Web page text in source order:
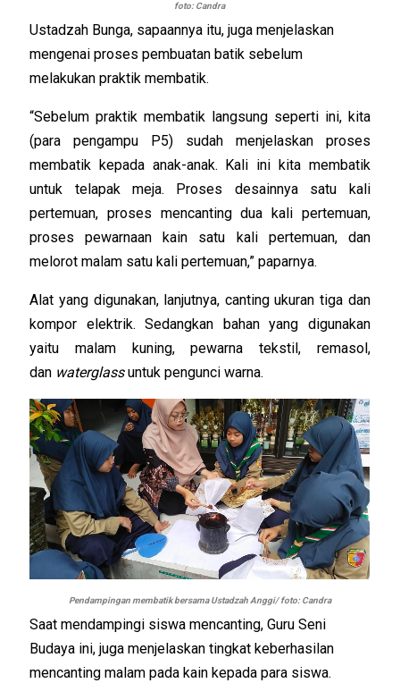
foto: Candra
Ustadzah Bunga, sapaannya itu, juga menjelaskan
mengenai proses pembuatan batik sebelum
melakukan praktik membatik.
“Sebelum praktik membatik langsung seperti ini, kita
(para pengampu P5) sudah menjelaskan proses
membatik kepada anak-anak. Kali ini kita membatik
untuk telapak meja. Proses desainnya satu kali
pertemuan, proses mencanting dua kali pertemuan,
proses pewarnaan kain satu kali pertemuan, dan
melorot malam satu kali pertemuan,” paparnya.
Alat yang digunakan, lanjutnya, canting ukuran tiga dan
kompor elektrik. Sedangkan bahan yang digunakan
yaitu malam kuning, pewarna tekstil, remasol,
dan waterglassuntuk pengunci warna.
Pendampingan membatik bersama Ustadzah Anggi/ foto: Candra
Saat mendampingi siswa mencanting, Guru Seni
Budaya ini, juga menjelaskan tingkat keberhasilan
mencanting malam pada kain kepada para siswa.